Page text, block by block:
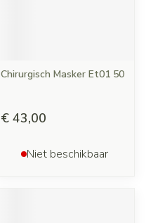
Chirurgisch Masker Et01 50
€ 43,00
Niet beschikbaar